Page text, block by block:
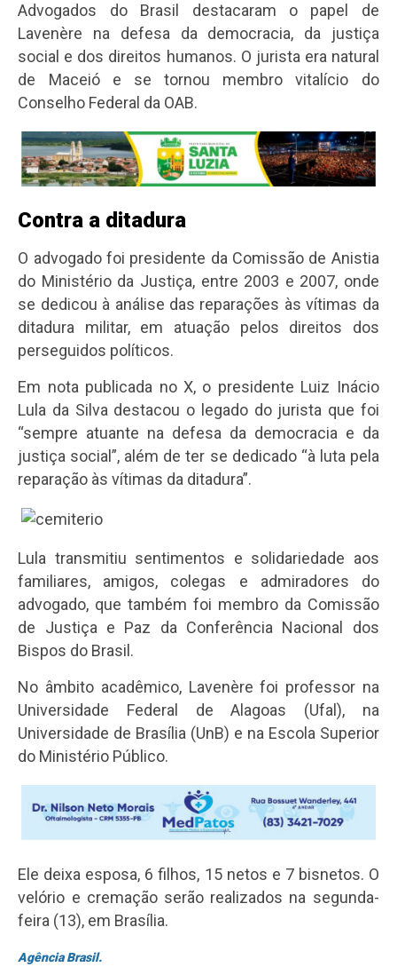
Advogados do Brasil destacaram o papel de
Lavenère na defesa da democracia, da justiça
social e dos direitos humanos. O jurista era natural
de Maceió e se tornou membro vitalício do
Conselho Federal da OAB.
Contra a ditadura
O advogado foi presidente da Comissão de Anistia
do Ministério da Justiça, entre 2003 e 2007, onde
se dedicou à análise das reparações às vítimas da
ditadura militar, em atuação pelos direitos dos
perseguidos políticos.
Em nota publicada no X, o presidente Luiz Inácio
Lula da Silva destacou o legado do jurista que foi
“sempre atuante na defesa da democracia e da
justiça social”, além de ter se dedicado “à luta pela
reparação às vítimas da ditadura”.
Lula transmitiu sentimentos e solidariedade aos
familiares, amigos, colegas e admiradores do
advogado, que também foi membro da Comissão
de Justiça e Paz da Conferência Nacional dos
Bispos do Brasil.
No âmbito acadêmico, Lavenère foi professor na
Universidade Federal de Alagoas (Ufal), na
Universidade de Brasília (UnB) e na Escola Superior
do Ministério Público.
Ele deixa esposa, 6 filhos, 15 netos e 7 bisnetos. O
velório e cremação serão realizados na segunda-
feira (13), em Brasília.
Agência Brasil.